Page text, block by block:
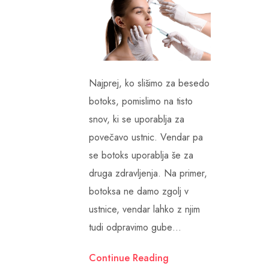
Najprej, ko slišimo za besedo
botoks, pomislimo na tisto
snov, ki se uporablja za
povečavo ustnic. Vendar pa
se botoks uporablja še za
druga zdravljenja. Na primer,
botoksa ne damo zgolj v
ustnice, vendar lahko z njim
tudi odpravimo gube…
Continue Reading